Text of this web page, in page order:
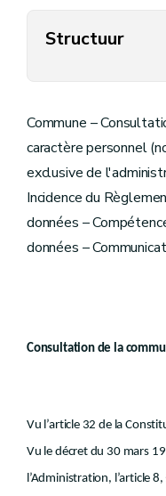
Structuur
Commune –
caractère personnel
exclusive de
Incidence du
données –
données –
Consultation de la
Vu l’article 32 de la
Vu le décret du 30 mars
l’Administration, l’article